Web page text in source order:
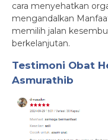
cara menyehatkan
mengandalkan
memilih jalan
berkelanjutan.
Testimoni Obat
Asmurathib